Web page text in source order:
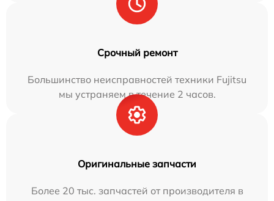
Срочный ремонт
Большинство неисправностей техники Fujitsu
мы устраняем в течение 2 часов.
Оригинальные запчасти
Более 20 тыс. запчастей от производителя в